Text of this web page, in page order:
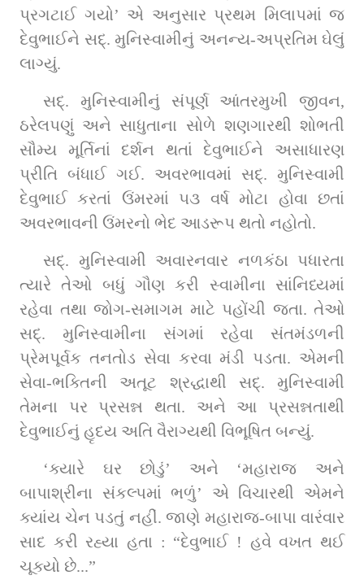
પ્રગટાઈ ગયો’ એ અનુસાર પ્રથમ મિલાપમાં જ
દેવુભાઈને સદ્‌. મુનિસ્વામીનું અનન્ય-અપ્રતિમ ઘેલું
લાગ્યું.
સદ્‌. મુનિસ્વામીનું સંપૂર્ણ આંતરમુખી જીવન,
ઠરેલપણું અને સાધુતાના સોળે શણગારથી શોભતી
સૌમ્ય મૂર્તિનાં દર્શન થતાં દેવુભાઈને અસાધારણ
પ્રીતિ બંધાઈ ગઈ. અવરભાવમાં સદ્‌. મુનિસ્વામી
દેવુભાઈ કરતાં ઉંમરમાં ૫૩ વર્ષ મોટા હોવા છતાં
અવરભાવની ઉંમરનો ભેદ આડરૂપ થતો નહોતો.
સદ્‌. મુનિસ્વામી અવારનવાર નળકંઠા પધારતા
ત્યારે તેઓ બધું ગૌણ કરી સ્વામીના સાંનિધ્યમાં
રહેવા તથા જોગ-સમાગમ માટે પહોંચી જતા. તેઓ
સદ્‌. મુનિસ્વામીના સંગમાં રહેવા સંતમંડળની
પ્રેમપૂર્વક તનતોડ સેવા કરવા મંડી પડતા. એમની
સેવા-ભક્તિની અતૂટ શ્રદ્ધાથી સદ્‌. મુનિસ્વામી
તેમના પર પ્રસન્ન થતા. અને આ પ્રસન્નતાથી
દેવુભાઈનું હૃદય અતિ વૈરાગ્યથી વિભૂષિત બન્યું.
‘ક્યારે ઘર છોડું’ અને ‘મહારાજ અને
બાપાશ્રીના સંકલ્પમાં ભળું’ એ વિચારથી એમને
ક્યાંય ચેન પડતું નહીં. જાણે મહારાજ-બાપા વારંવાર
સાદ કરી રહ્યા હતા : “દેવુભાઈ ! હવે વખત થઈ
ચૂક્યો છે...”